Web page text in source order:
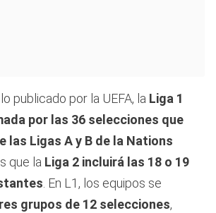
publicado por la UEFA, la Liga 1
por las 36 selecciones que
las Ligas A y B de la Nations
que la Liga 2 incluirá las 18 o 19
. En L1, los equipos se
grupos de 12 selecciones,